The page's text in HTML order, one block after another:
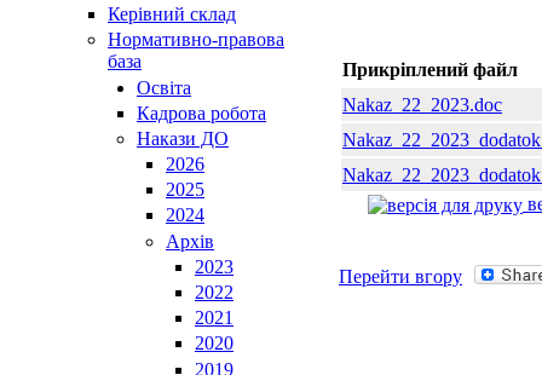
Керівний склад
Нормативно-правова
база
Освiта
Кадрова робота
Накази ДО
2026
2025
2024
Архів
2023
2022
2021
2020
2019
Прикріплений файл
Nakaz_22_2023.doc
Перейти вгору